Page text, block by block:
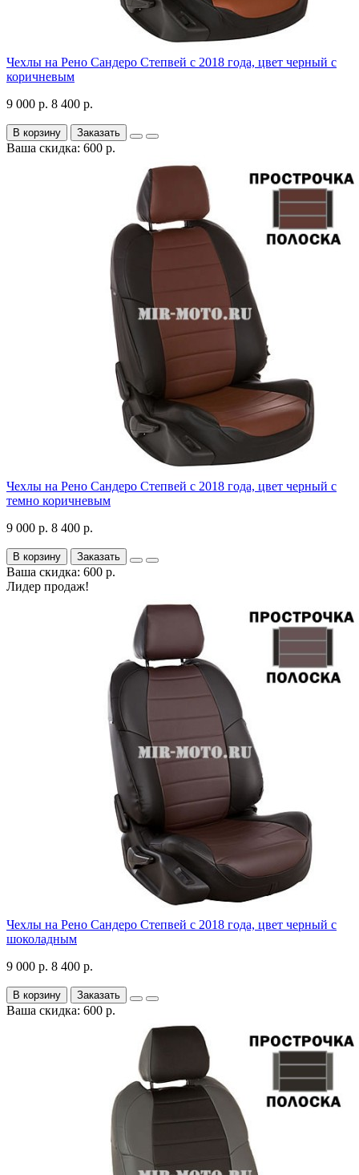
Чехлы на Рено Сандеро Степвей с 2018 года, цвет черный с
коричневым
9 000 р. 8 400 р.
В корзину Заказать
Ваша скидка: 600 р.
Чехлы на Рено Сандеро Степвей с 2018 года, цвет черный с
темно коричневым
9 000 р. 8 400 р.
В корзину Заказать
Ваша скидка: 600 р.
Лидер продаж!
Чехлы на Рено Сандеро Степвей с 2018 года, цвет черный с
шоколадным
9 000 р. 8 400 р.
В корзину Заказать
Ваша скидка: 600 р.